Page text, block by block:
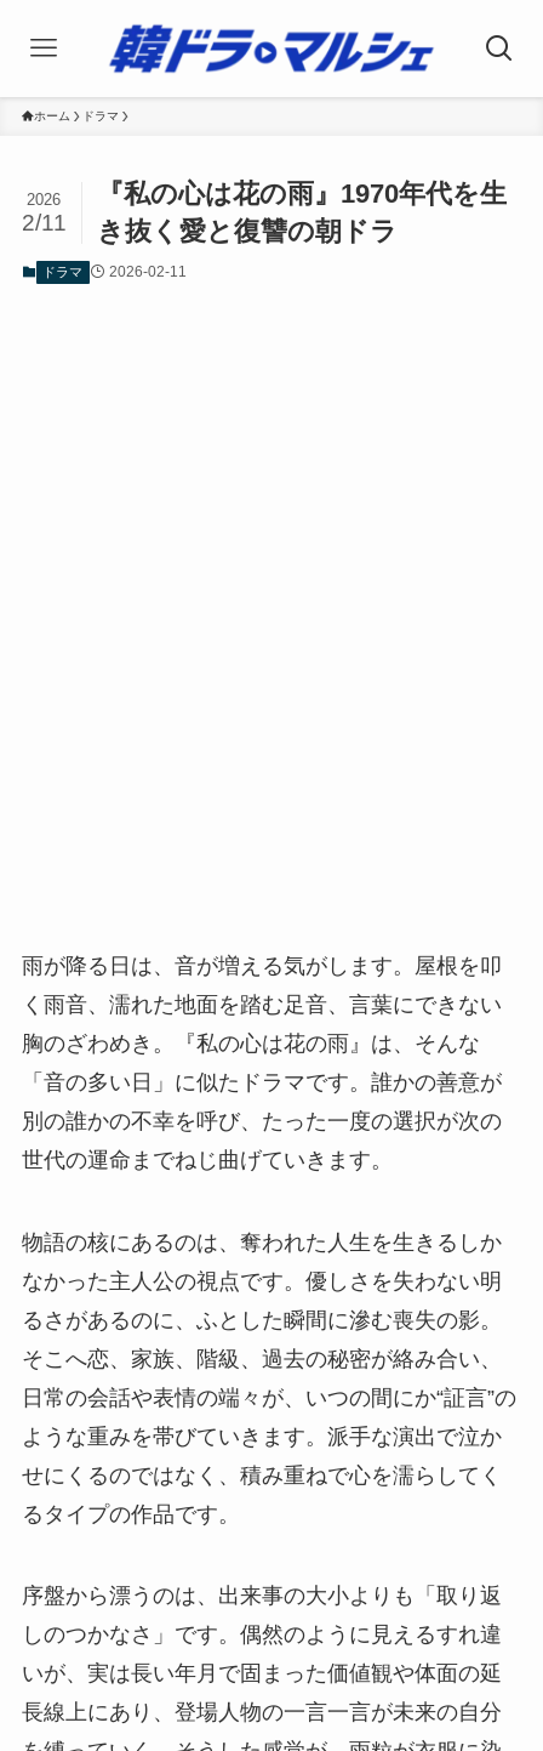
ホーム ドラマ
『私の心は花の雨』1970年代を生
き抜く愛と復讐の朝ドラ
2026
2/11
ドラマ 2026-02-11
雨が降る日は、音が増える気がします。屋根を叩
く雨音、濡れた地面を踏む足音、言葉にできない
胸のざわめき。『私の心は花の雨』は、そんな
「音の多い日」に似たドラマです。誰かの善意が
別の誰かの不幸を呼び、たった一度の選択が次の
世代の運命までねじ曲げていきます。
物語の核にあるのは、奪われた人生を生きるしか
なかった主人公の視点です。優しさを失わない明
るさがあるのに、ふとした瞬間に滲む喪失の影。
そこへ恋、家族、階級、過去の秘密が絡み合い、
日常の会話や表情の端々が、いつの間にか“証言”の
ような重みを帯びていきます。派手な演出で泣か
せにくるのではなく、積み重ねで心を濡らしてく
るタイプの作品です。
序盤から漂うのは、出来事の大小よりも「取り返
しのつかなさ」です。偶然のように見えるすれ違
いが、実は長い年月で固まった価値観や体面の延
長線上にあり、登場人物の一言一言が未来の自分